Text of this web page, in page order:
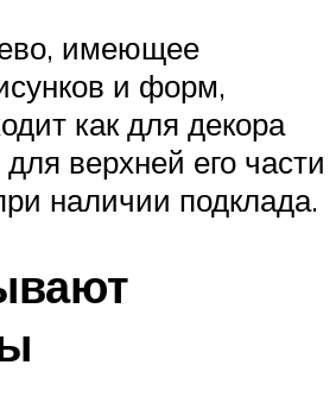
имеющее
и форм,
как для декора
верхней его части
наличии подклада.